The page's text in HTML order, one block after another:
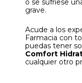
o se sufriese
grave.
Acude a los
Farmacia con
puedas tener
Comfort
cualquier otro